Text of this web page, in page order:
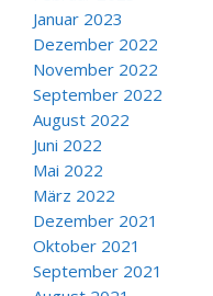
Januar 2023
Dezember 2022
November 2022
September 2022
August 2022
Juni 2022
Mai 2022
März 2022
Dezember 2021
Oktober 2021
September 2021